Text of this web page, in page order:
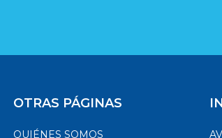
OTRAS PÁGINAS
QUIÉNES SOMOS